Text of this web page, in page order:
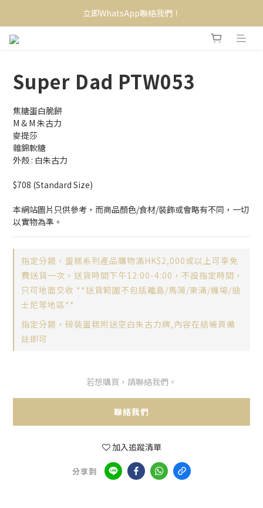
立即WhatsApp聯絡我們！
Super Dad PTW053
焦糖蛋白脆餅
M & M 朱古力
麥提莎
雜錦軟糖
外殼 : 白朱古力
$708 (Standard Size)
本網站圖片只供參考，而商品顏色/食材/裝飾或會略有不同，一切
以實物為準。
指定分類，蛋糕系列產品購物滿HK$2,000或以上可享免
費送貨一次，送貨時間下午12:00-4:00，不設指定時間，
只可地面交收 **送貨範圍不包括離島/馬灣/東涌/機場/迪
士尼等地區**
指定分類，磅裝蛋糕附送空白朱古力牌,內容在結帳頁備
註即可
若想購買，請聯絡我們。
聯絡我們
加入追蹤清單
分享到